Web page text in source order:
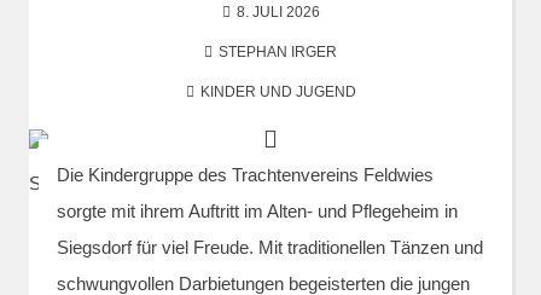
8. JULI 2026
STEPHAN IRGER
KINDER UND JUGEND
Die Kindergruppe des Trachtenvereins Feldwies
sorgte mit ihrem Auftritt im Alten- und Pflegeheim in
Siegsdorf für viel Freude. Mit traditionellen Tänzen und
schwungvollen Darbietungen begeisterten die jungen